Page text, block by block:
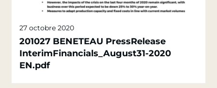
27 octobre 2020
201027 BENETEAU PressRelease
InterimFinancials_August31-2020
EN.pdf